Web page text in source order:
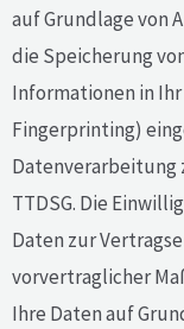
auf Grundlage von
die Speicherung
Informationen in Ihr
Fingerprinting)
Datenverarbeitung
TTDSG. Die
Daten zur
vorvertraglicher
Ihre Daten auf